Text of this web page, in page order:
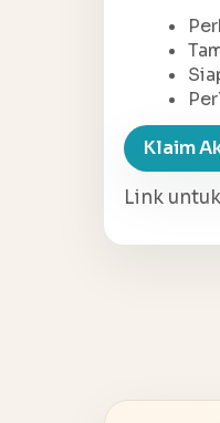
Klaim
Link